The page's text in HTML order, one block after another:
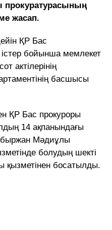
прокуратурасының
жасап.
ҚР Бас
бойынша мемлекет
актілерінің
басшысы
ҚР Бас прокуроры
14 ақпанындағы
Мәдиұлы
болудың шекті
қызметінен босатылды.